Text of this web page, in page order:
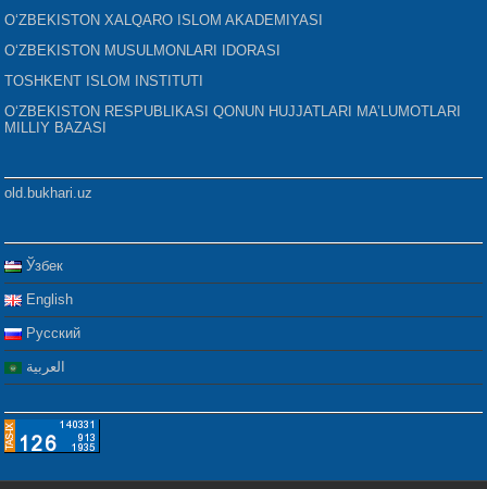
O‘ZBEKISTON XALQARO ISLOM AKADEMIYASI
O‘ZBEKISTON MUSULMONLARI IDORASI
TOSHKENT ISLOM INSTITUTI
O‘ZBEKISTON RESPUBLIKASI QONUN HUJJATLARI MA’LUMOTLARI
MILLIY BAZASI
old.bukhari.uz
Ўзбек
English
Русский
العربية